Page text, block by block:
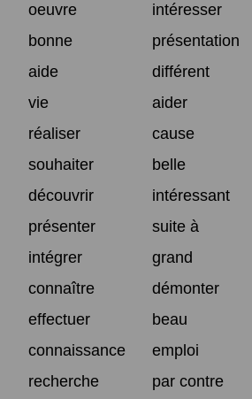
oeuvre
intéresser
bonne
présentation
aide
différent
vie
aider
réaliser
cause
souhaiter
belle
découvrir
intéressant
présenter
suite à
intégrer
grand
connaître
démonter
effectuer
beau
connaissance
emploi
recherche
par contre